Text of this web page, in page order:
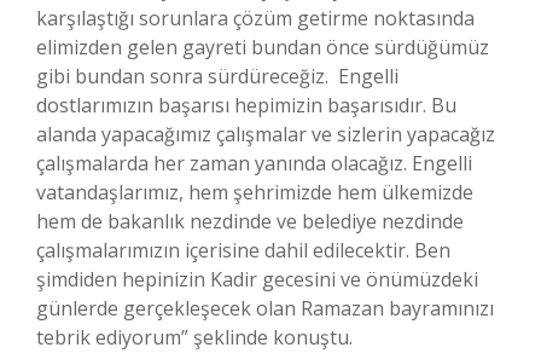
karşılaştığı sorunlara çözüm getirme noktasında
elimizden gelen gayreti bundan önce sürdüğümüz
gibi bundan sonra sürdüreceğiz. Engelli
dostlarımızın başarısı hepimizin başarısıdır. Bu
alanda yapacağımız çalışmalar ve sizlerin yapacağız
çalışmalarda her zaman yanında olacağız. Engelli
vatandaşlarımız, hem şehrimizde hem ülkemizde
hem de bakanlık nezdinde ve belediye nezdinde
çalışmalarımızın içerisine dahil edilecektir. Ben
şimdiden hepinizin Kadir gecesini ve önümüzdeki
günlerde gerçekleşecek olan Ramazan bayramınızı
tebrik ediyorum” şeklinde konuştu.